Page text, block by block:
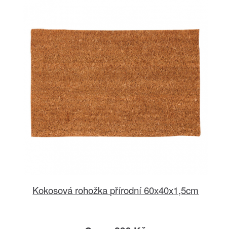
Kokosová rohožka přírodní 60x40x1,5cm